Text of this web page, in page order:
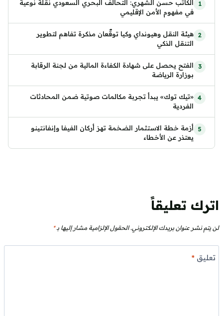
الكاتب حسن الشهري: التحالف البحري السعودي نقلة نوعية
في مفهوم الأمن الإقليمي
هيئة النقل وهيونداي وكيا توقّعان مذكرة تفاهم لتطوير
التنقل الذكي
الفتح يحصل على شهادة الكفاءة المالية من لجنة الرقابة
بوزارة الرياضة
«تيك توك» يبدأ تجربة مكالمات صوتية ضمن المحادثات
الفردية
أزمة خطة الاستثمار الضخمة تهز أركان الفيفا وإنفانتينو
يعتذر عن الأخطاء
اترك تعليقاً
لن يتم نشر عنوان بريدك الإلكتروني. الحقول الإلزامية مشار إليها بـ*
تعليق*